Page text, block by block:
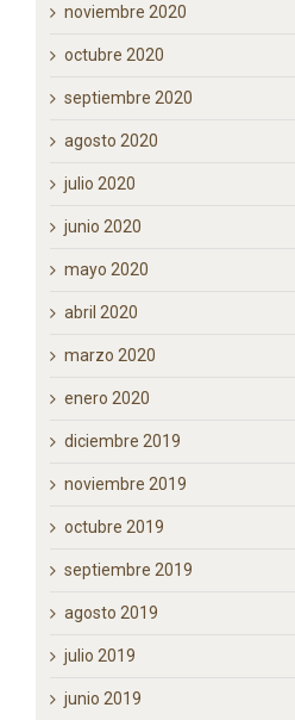
noviembre 2020
octubre 2020
septiembre 2020
agosto 2020
julio 2020
junio 2020
mayo 2020
abril 2020
marzo 2020
enero 2020
diciembre 2019
noviembre 2019
octubre 2019
septiembre 2019
agosto 2019
julio 2019
junio 2019